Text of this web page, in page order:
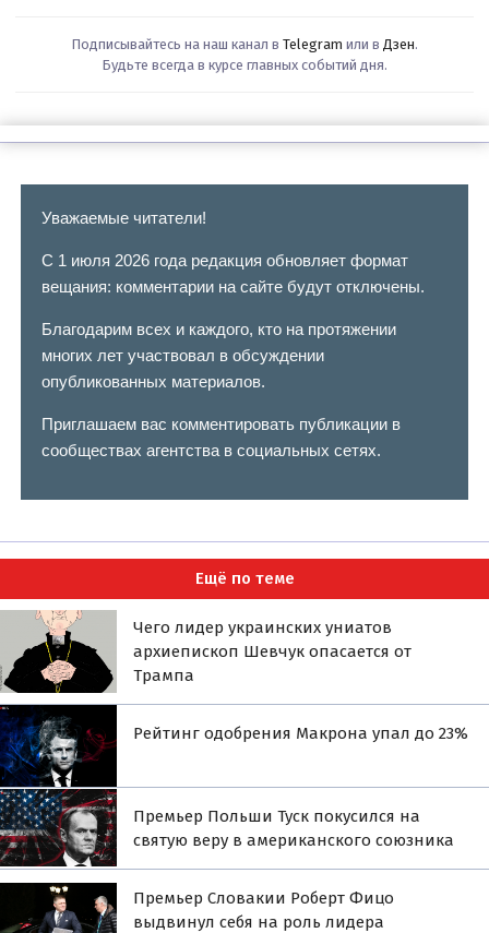
Подписывайтесь на наш канал в Telegram или в Дзен.
Будьте всегда в курсе главных событий дня.
Уважаемые читатели!
С 1 июля 2026 года редакция обновляет формат
вещания: комментарии на сайте будут отключены.
Благодарим всех и каждого, кто на протяжении
многих лет участвовал в обсуждении
опубликованных материалов.
Приглашаем вас комментировать публикации в
сообществах агентства в социальных сетях.
Ещё по теме
Чего лидер украинских униатов
архиепископ Шевчук опасается от
Трампа
Рейтинг одобрения Макрона упал до 23%
Премьер Польши Туск покусился на
святую веру в американского союзника
Премьер Словакии Роберт Фицо
выдвинул себя на роль лидера